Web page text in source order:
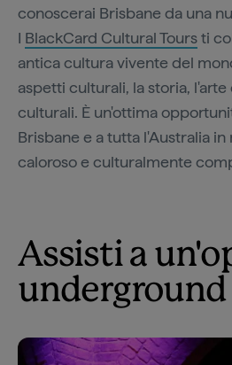
conoscerai Brisbane da una
I BlackCard Cultural Toursti
antica cultura vivente del
aspetti culturali, la storia,
culturali. È un'ottima
Brisbane e a tutta l'Australia
caloroso e culturalmente
Assisti a
underground